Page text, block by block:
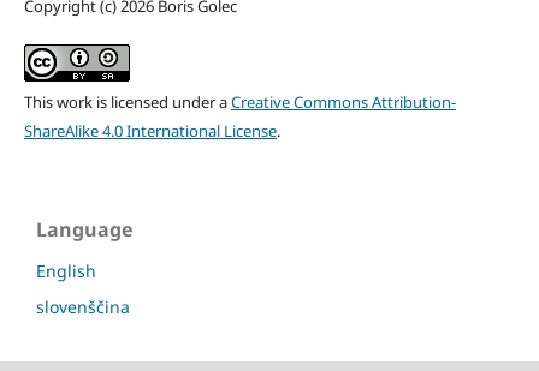
Copyright (c) 2026 Boris Golec
This work is licensed under aCreative Commons Attribution-
ShareAlike 4.0 International License.
Language
English
slovenščina